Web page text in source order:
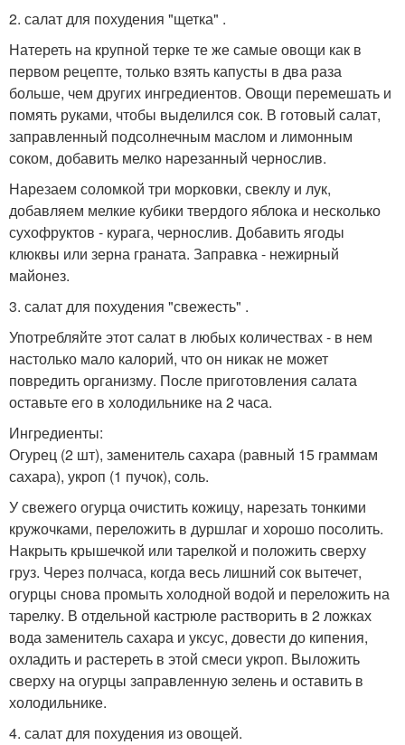
2. салат для похудения "щетка" .
Натереть на крупной терке те же самые овощи как в
первом рецепте, только взять капусты в два раза
больше, чем других ингредиентов. Овощи перемешать и
помять руками, чтобы выделился сок. В готовый салат,
заправленный подсолнечным маслом и лимонным
соком, добавить мелко нарезанный чернослив.
Нарезаем соломкой три морковки, свеклу и лук,
добавляем мелкие кубики твердого яблока и несколько
сухофруктов - курага, чернослив. Добавить ягоды
клюквы или зерна граната. Заправка - нежирный
майонез.
3. салат для похудения "свежесть" .
Употребляйте этот салат в любых количествах - в нем
настолько мало калорий, что он никак не может
повредить организму. После приготовления салата
оставьте его в холодильнике на 2 часа.
Ингредиенты:
Огурец (2 шт), заменитель сахара (равный 15 граммам
сахара), укроп (1 пучок), соль.
У свежего огурца очистить кожицу, нарезать тонкими
кружочками, переложить в дуршлаг и хорошо посолить.
Накрыть крышечкой или тарелкой и положить сверху
груз. Через полчаса, когда весь лишний сок вытечет,
огурцы снова промыть холодной водой и переложить на
тарелку. В отдельной кастрюле растворить в 2 ложках
вода заменитель сахара и уксус, довести до кипения,
охладить и растереть в этой смеси укроп. Выложить
сверху на огурцы заправленную зелень и оставить в
холодильнике.
4. салат для похудения из овощей.